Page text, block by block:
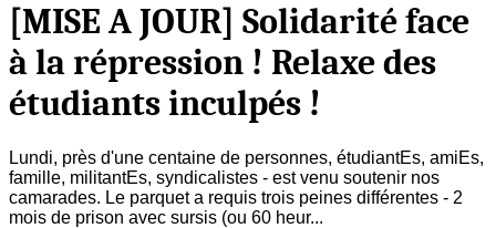
[MISE A JOUR] Solidarité face
à la répression ! Relaxe des
étudiants inculpés !
Lundi, près d'une centaine de personnes, étudiantEs, amiEs,
famille, militantEs, syndicalistes - est venu soutenir nos
camarades. Le parquet a requis trois peines différentes - 2
mois de prison avec sursis (ou 60 heur...